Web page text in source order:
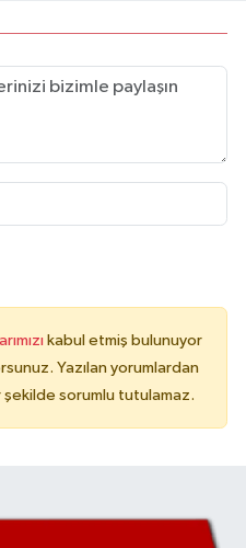
kabul etmiş bulunuyor
Yazılan yorumlardan
sorumlu tutulamaz.